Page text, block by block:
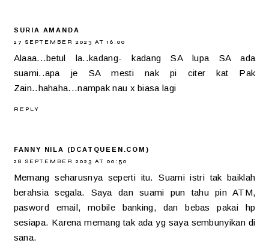
SURIA AMANDA
27 SEPTEMBER 2023 AT 16:00
Alaaa...betul la..kadang- kadang SA lupa SA ada
suami..apa je SA mesti nak pi citer kat Pak
Zain..hahaha...nampak nau x biasa lagi
REPLY
FANNY NILA (DCATQUEEN.COM)
28 SEPTEMBER 2023 AT 00:50
Memang seharusnya seperti itu. Suami istri tak baiklah
berahsia segala. Saya dan suami pun tahu pin ATM,
pasword email, mobile banking, dan bebas pakai hp
sesiapa. Karena memang tak ada yg saya sembunyikan di
sana.